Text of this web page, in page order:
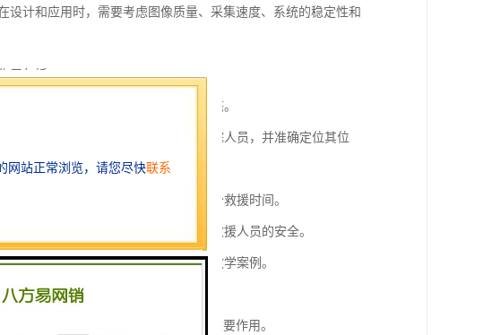
计和应用时，需要考虑图像质量、采集速度、系统的稳定性和
用包括：
况，及时了解受困人员的位置和状态。
识别潜在的受助对象，如溺水者或失踪人员，并准确定位其位
持，帮助制定有效的救援方案，减少救援时间。
识别障碍物或危险因素，从而保障救援人员的安全。
数据支持，也能够为相关机构提供教学案例。
置，确保救援行动的有效性和性。
安全以及增强救援成功率等方面具有重要作用。